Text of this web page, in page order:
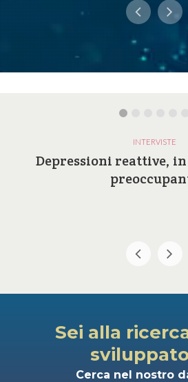
INTERVISTE
Depressioni reattive,
Sei alla
Cerca nel nostro